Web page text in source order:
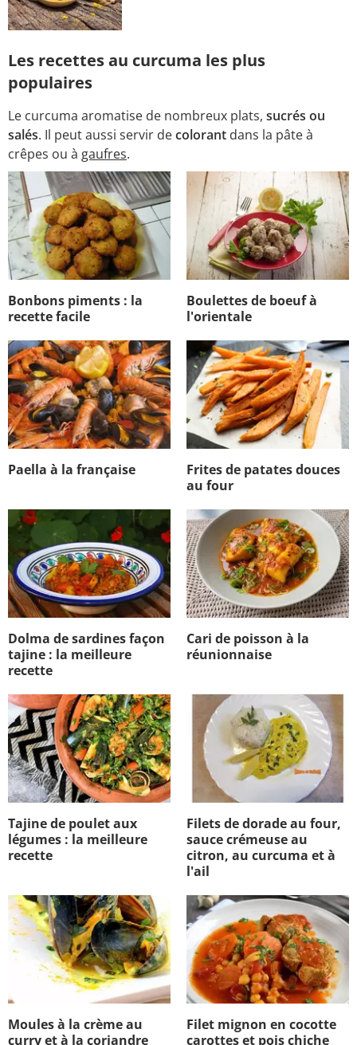
Les recettes au curcuma les plus
populaires
Le curcuma aromatise de nombreux plats, sucrés ou
salés. Il peut aussi servir decolorant dans la pâte à
crêpes ou à gaufres.
Bonbons piments : la
recette facile
Boulettes de boeuf à
l'orientale
Paella à la française
Frites de patates douces
au four
Dolma de sardines façon
tajine : la meilleure
recette
Cari de poisson à la
réunionnaise
Tajine de poulet aux
légumes : la meilleure
recette
Filets de dorade au four,
sauce crémeuse au
citron, au curcuma et à
l'ail
Moules à la crème au
curry et à la coriandre
Filet mignon en cocotte
carottes et pois chiche